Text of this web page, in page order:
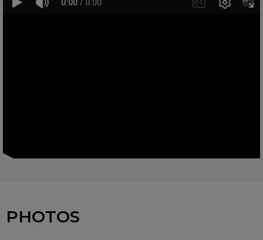
PHOTOS